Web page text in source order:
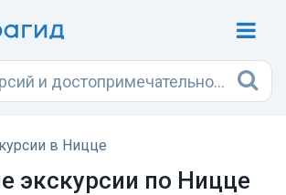
в Ницце
экскурсии по Ницце